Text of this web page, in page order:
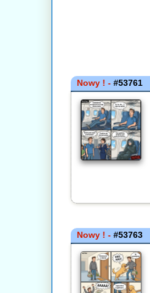
Nowy ! -#53761
Nowy ! -#53763